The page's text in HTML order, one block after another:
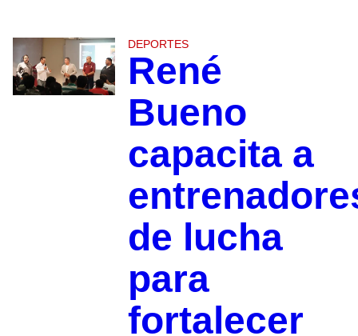
DEPORTES
René
Bueno
capacita a
de lucha
para
fortalecer